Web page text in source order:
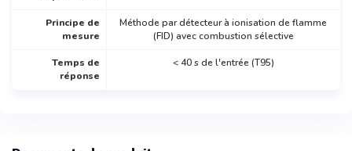
Principe de
mesure
Méthode par détecteur à ionisation de flamme
(FID) avec combustion sélective
Temps de
réponse
< 40 s de l'entrée (T95)